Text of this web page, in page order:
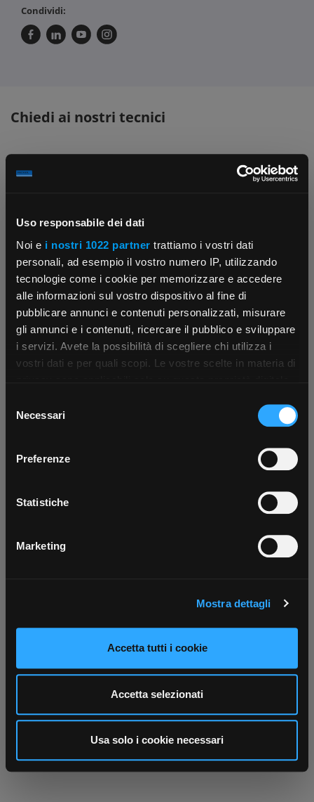
Uso responsabile dei dati
Noi e i nostri 1022 partner trattiamo i vostri dati
personali, ad esempio il vostro numero IP, utilizzando
tecnologie come i cookie per memorizzare e accedere
alle informazioni sul vostro dispositivo al fine di
pubblicare annunci e contenuti personalizzati, misurare
gli annunci e i contenuti, ricercare il pubblico e sviluppare
i servizi. Avete la possibilità di scegliere chi utilizza i
vostri dati e per quali scopi. Le vostre scelte in materia di
modificare o revocare il proprio consenso in qualsiasi
momento dalla Dichiarazione sui cookie o facendo clic
raccogliere informazioni sulla tua posizione
geografica, con un'approssimazione di qualche
Identificare il tuo dispositivo, scansionandolo
Approfondisci come vengono elaborati i tuoi dati personali
dalla Dichiarazione sui cookie.
Utilizziamo i cookie per personalizzare contenuti ed
analizzare il nostro traffico. Condividiamo inoltre
informazioni sul modo in cui utilizza il nostro sito con i
nostri partner che si occupano di analisi dei dati web,
pubblicità e social media, i quali potrebbero combinarle
delNecessari
Preferenze
Statistiche
Marketing
Mostra dettagli
Accetta tutti i cookie
Accetta selezionati
Usa solo i cookie necessari
×
App Rexel Italia
tutti i servizi ovunque tu sia!
Scarica ora
Condividi:
Chiedi ai nostri tecnici
Contattaci
Parla con il customer care dedicato
Fissa una consulenza
Parla con il tuo customer care
Punti vendita
Negozi di materiale elettrico vicino a